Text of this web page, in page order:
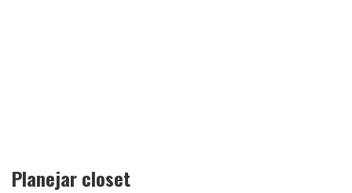
Planejar closet